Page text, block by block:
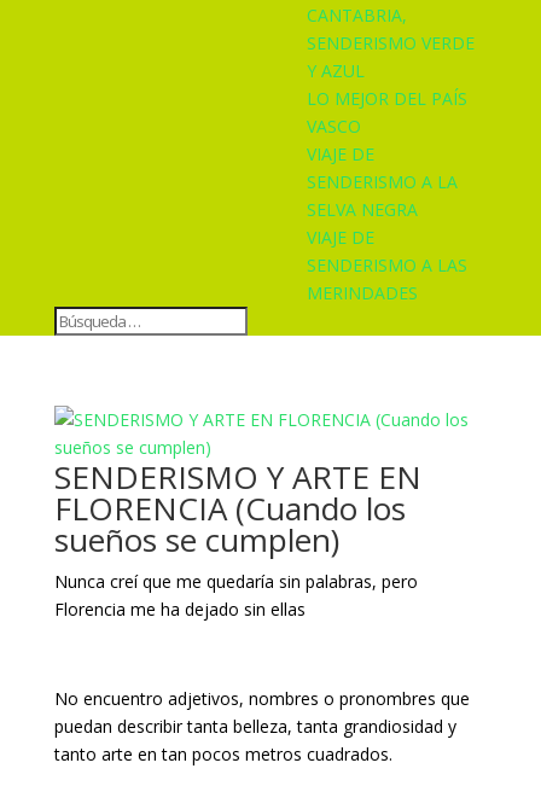
CANTABRIA,
SENDERISMO VERDE
Y AZUL
LO MEJOR DEL PAÍS
VASCO
VIAJE DE
SENDERISMO A LA
SELVA NEGRA
VIAJE DE
SENDERISMO A LAS
MERINDADES
SENDERISMO Y ARTE EN
FLORENCIA (Cuando los
sueños se cumplen)
Nunca creí que me quedaría sin palabras, pero
Florencia me ha dejado sin ellas
No encuentro adjetivos, nombres o pronombres que
puedan describir tanta belleza, tanta grandiosidad y
tanto arte en tan pocos metros cuadrados.